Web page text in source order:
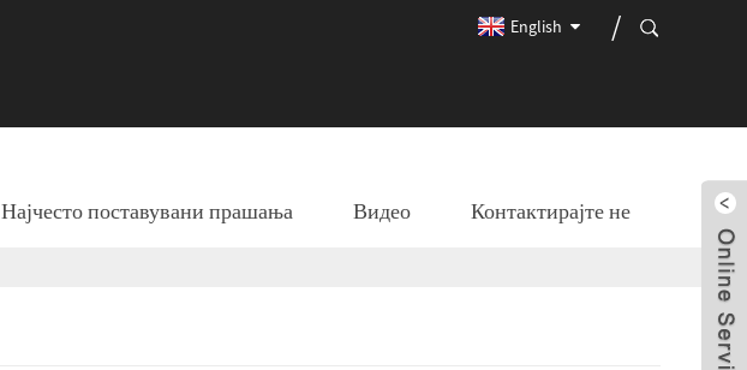
English
Најчесто поставувани прашања Видео Контактирајте не